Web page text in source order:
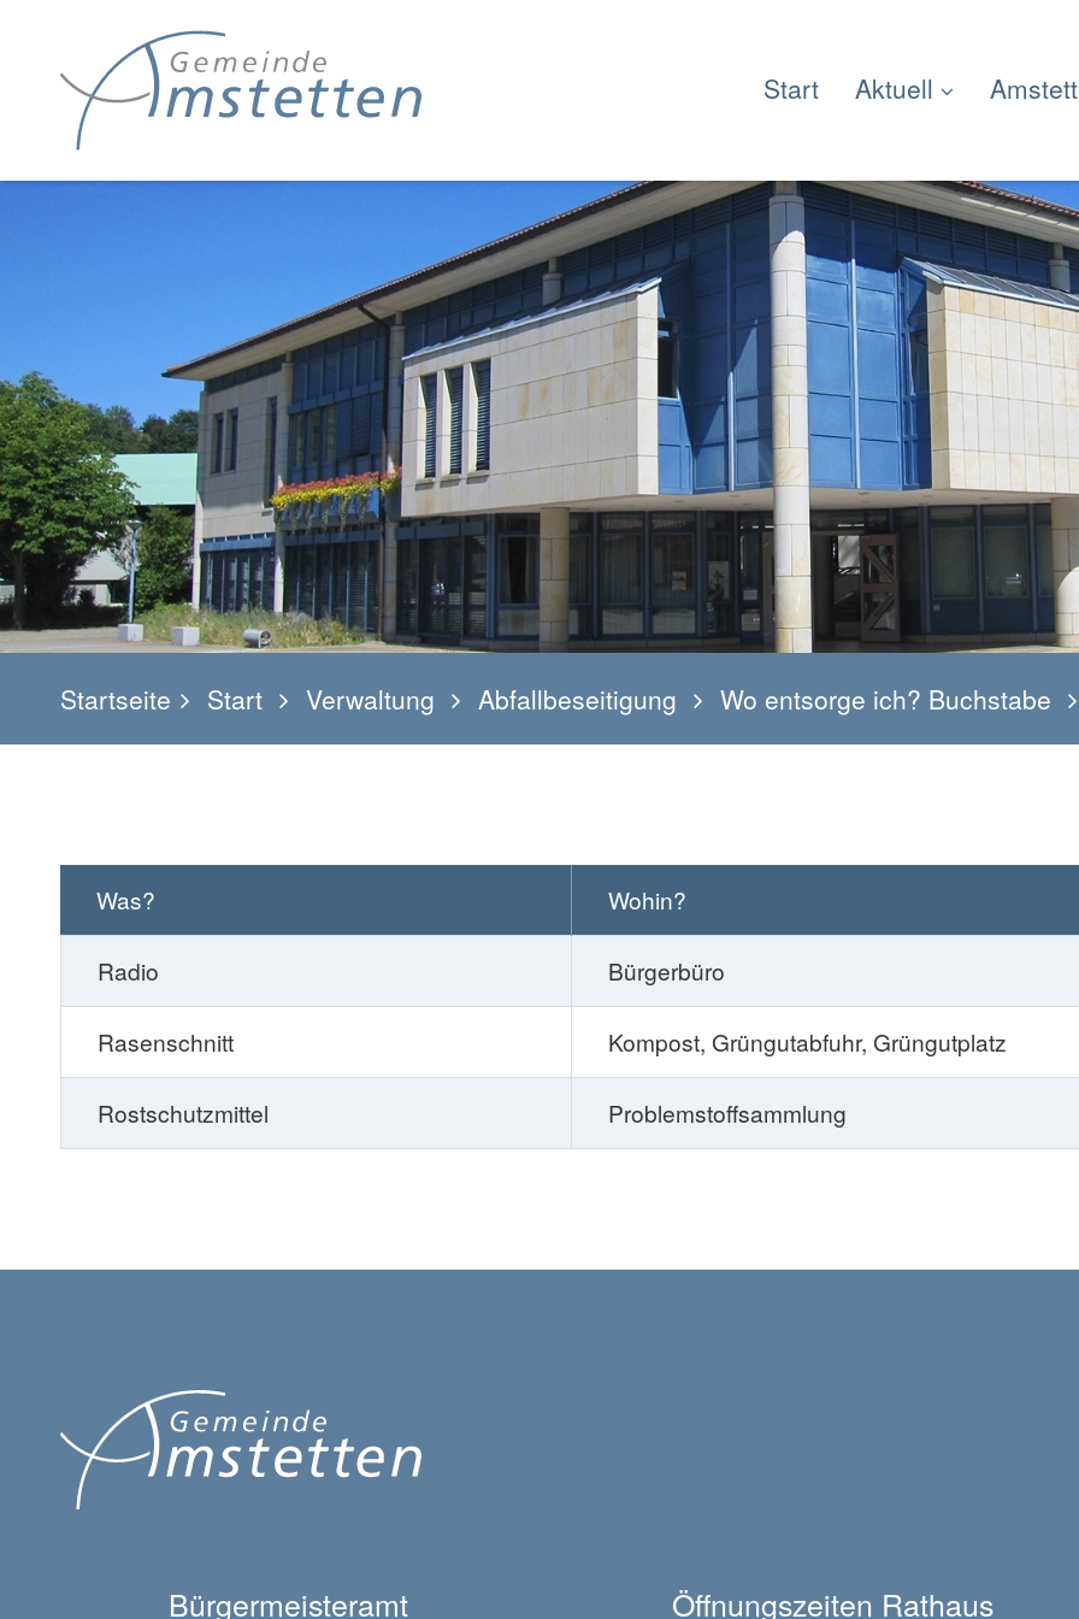
Start Aktuell
Startseite Start Verwaltung Abfallbeseitigung Wo entsorge ich? Buchstabe
Was? Wohin?
Radio Bürgerbüro
Rasenschnitt Kompost, Grüngutabfuhr, Grüngutplatz
Rostschutzmittel Problemstoffsammlung
Bürgermeisteramt Öffnungszeiten Rathaus